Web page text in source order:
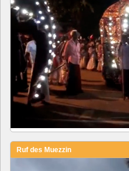
Ruf des Muezzin